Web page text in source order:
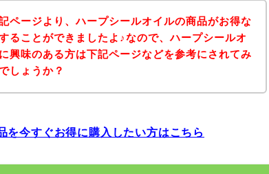
ページより、ハープシールオイルの商品がお得な
ることができましたよ♪なので、ハープシールオ
興味のある方は下記ページなどを参考にされてみ
しょうか？
を今すぐお得に購入したい方はこちら